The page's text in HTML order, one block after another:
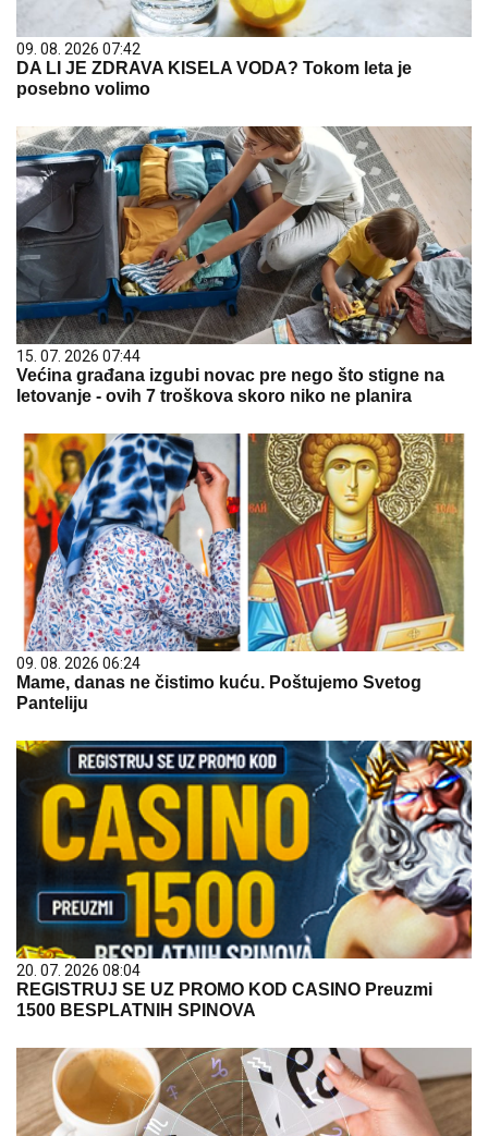
09. 08. 2026 07:42
DA LI JE ZDRAVA KISELA VODA? Tokom leta je
posebno volimo
15. 07. 2026 07:44
Većina građana izgubi novac pre nego što stigne na
letovanje - ovih 7 troškova skoro niko ne planira
09. 08. 2026 06:24
Mame, danas ne čistimo kuću. Poštujemo Svetog
Panteliju
20. 07. 2026 08:04
REGISTRUJ SE UZ PROMO KOD CASINO Preuzmi
1500 BESPLATNIH SPINOVA